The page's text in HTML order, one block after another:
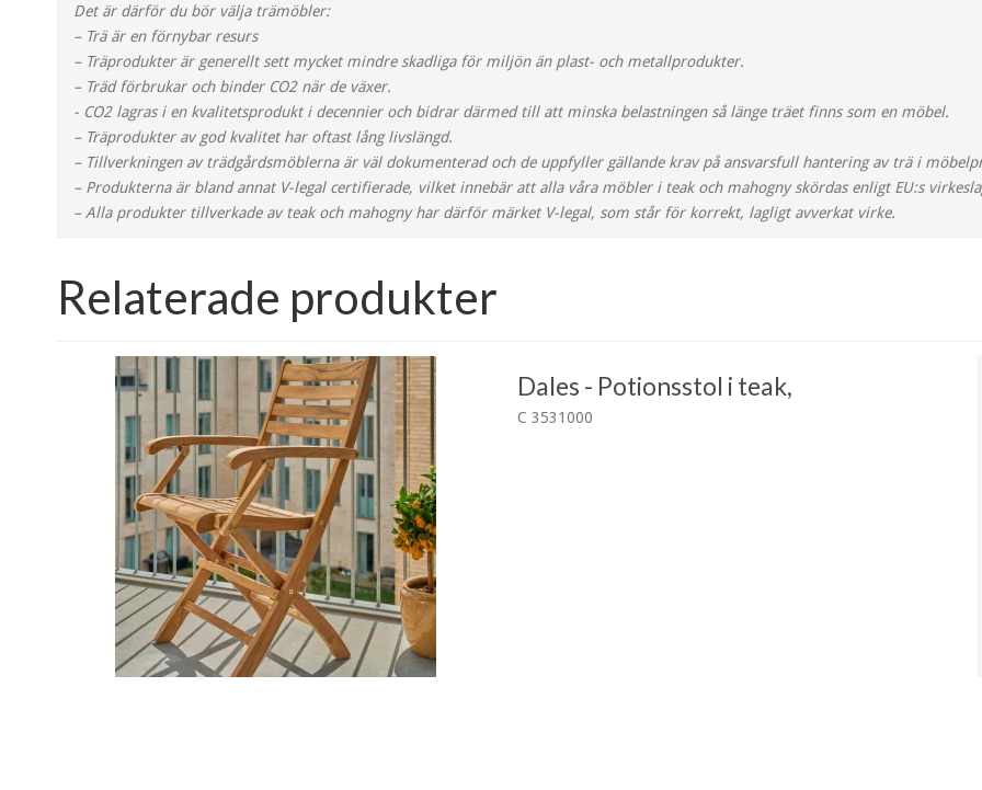
Det är därför du bör välja trämöbler:
– Trä är en förnybar resurs
– Träprodukter är generellt sett mycket mindre skadliga för miljön än plast- och metallprodukter.
– Träd förbrukar och binder CO2 när de växer.
- CO2 lagras i en kvalitetsprodukt i decennier och bidrar därmed till att minska belastningen så länge träet finns som en möbel.
– Träprodukter av god kvalitet har oftast lång livslängd.
– Tillverkningen av trädgårdsmöblerna är väl dokumenterad och de uppfyller gällande krav på ansvarsfull hantering av trä i
– Produkterna är bland annat V-legal certifierade, vilket innebär att alla våra möbler i teak och mahogny skördas enligt EU:s
– Alla produkter tillverkade av teak och mahogny har därför märket V-legal, som står för korrekt, lagligt avverkat virke.
Relaterade produkter
Dales - Potionsstol i teak,
C 3531000